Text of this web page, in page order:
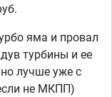
яма и провал
турбины и ее
лучше уже с
не МКПП)